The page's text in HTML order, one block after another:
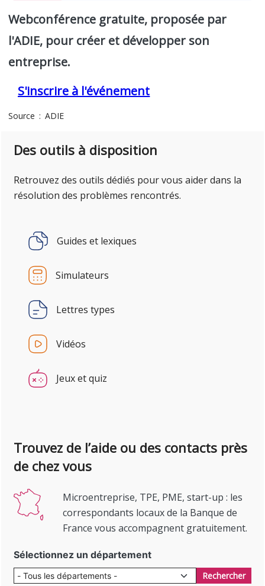
Webconférence gratuite, proposée par
l'ADIE, pour créer et développer son
entreprise.
S'inscrire à l'événement
Source ADIE
Des outils à disposition
Retrouvez des outils dédiés pour vous aider dans la
résolution des problèmes rencontrés.
Guides et lexiques
Simulateurs
Lettres types
Vidéos
Jeux et quiz
Trouvez de l’aide ou des contacts près
de chez vous
Microentreprise, TPE, PME, start-up : les
correspondants locaux de la Banque de
France vous accompagnent gratuitement.
Sélectionnez un département
Rechercher